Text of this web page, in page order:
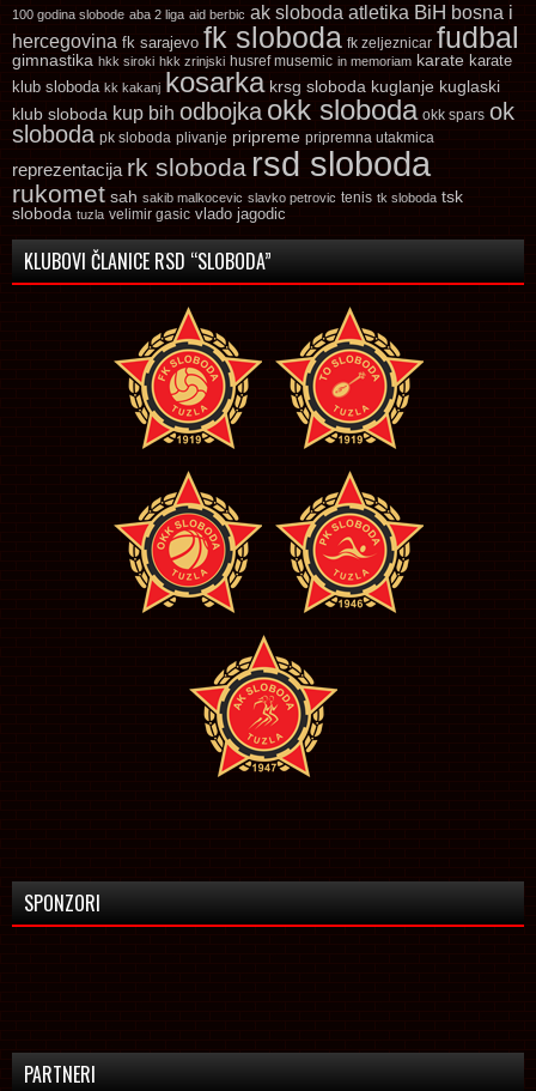
100 godina slobode aba 2 liga aid berbic ak sloboda atletika BiH bosna i
hercegovina fk sarajevo fk sloboda fk zeljeznicar fudbal
gimnastika hkk siroki hkk zrinjski husref musemic in memoriam karate karate
klub sloboda kk kakanj kosarka krsg sloboda kuglanje kuglaski
klub sloboda kup bih odbojka okk sloboda okk spars ok
sloboda pk sloboda plivanje pripreme pripremna utakmica
reprezentacija rk sloboda rsd sloboda
rukomet sah sakib malkocevic slavko petrovic tenis tk sloboda tsk
sloboda tuzla velimir gasic vlado jagodic
KLUBOVI ČLANICE RSD “SLOBODA”
SPONZORI
PARTNERI